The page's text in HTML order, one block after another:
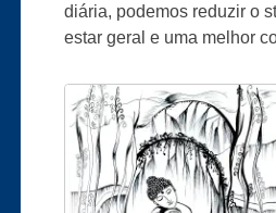
diária, podemos reduzir o
estar geral e uma melhor